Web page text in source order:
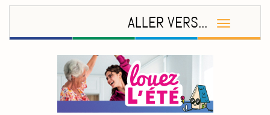
ALLER VERS...